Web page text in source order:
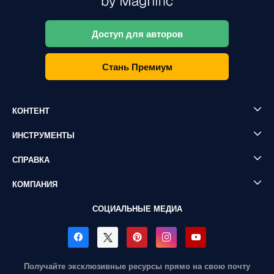
Доступ для авторов
Стань Премиум
КОНТЕНТ
ИНСТРУМЕНТЫ
СПРАВКА
КОМПАНИЯ
СОЦИАЛЬНЫЕ МЕДИА
Получайте эксклюзивные ресурсы прямо на свою почту